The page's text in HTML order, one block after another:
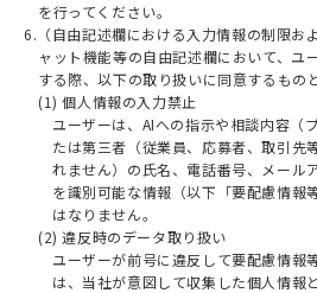
を行ってください。
6.（自由記述欄における入力情報の制限お
ャット機能等の自由記述欄において、ユ
する際、以下の取り扱いに同意するもの
(1) 個人情報の入力禁止
ユーザーは、AIへの指示や相談内容（
たは第三者（従業員、応募者、取引先
れません）の氏名、電話番号、メール
を識別可能な情報（以下「要配慮情報
はなりません。
(2) 違反時のデータ取り扱い
ユーザーが前号に違反して要配慮情報
は、当社が意図して収集した個人情報